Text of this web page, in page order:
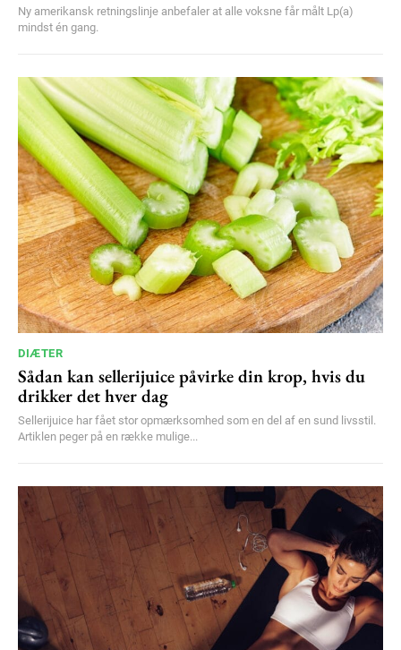
Ny amerikansk retningslinje anbefaler at alle voksne får målt Lp(a)
mindst én gang.
DIÆTER
Sådan kan sellerijuice påvirke din krop, hvis du
drikker det hver dag
Sellerijuice har fået stor opmærksomhed som en del af en sund livsstil.
Artiklen peger på en række mulige...